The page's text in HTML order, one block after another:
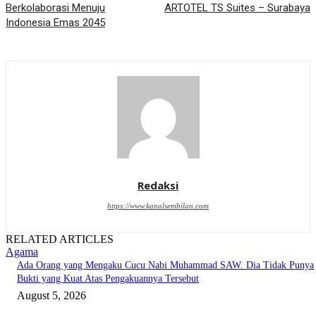
Berkolaborasi Menuju
Indonesia Emas 2045
ARTOTEL TS Suites – Surabaya
Redaksi
https://www.kanalsembilan.com
RELATED ARTICLES
Agama
Ada Orang yang Mengaku Cucu Nabi Muhammad SAW. Dia Tidak Punya
Bukti yang Kuat Atas Pengakuannya Tersebut
August 5, 2026